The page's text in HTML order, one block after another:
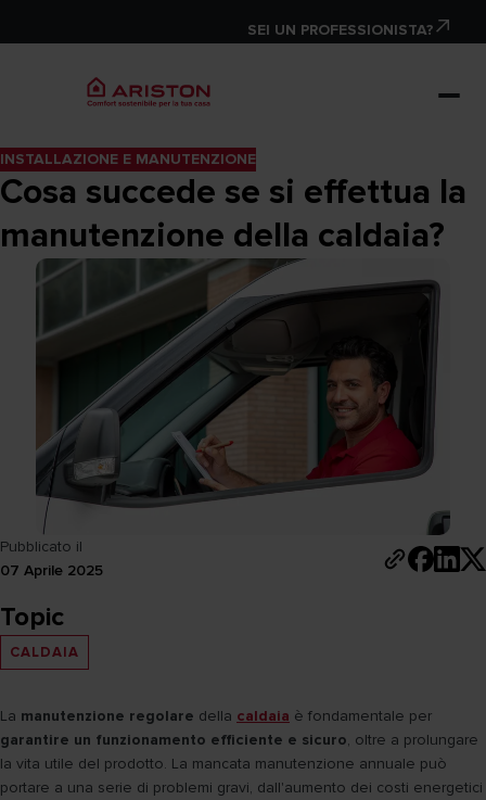
SEI UN PROFESSIONISTA?
INSTALLAZIONE E MANUTENZIONE
Cosa succede se si effettua la
manutenzione della caldaia?
Pubblicato il
07 Aprile 2025
Topic
CALDAIA
La manutenzione regolare della caldaia è fondamentale per
garantire un funzionamento efficiente e sicuro, oltre a prolungare
la vita utile del prodotto. La mancata manutenzione annuale può
portare a una serie di problemi gravi, dall'aumento dei costi energetici